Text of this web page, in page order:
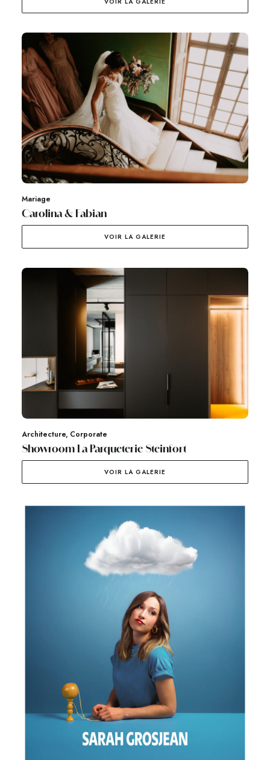
Mariage
Carolina & Fabian
VOIR LA GALERIE
Architecture, Corporate
Showroom La Parqueterie Steinfort
VOIR LA GALERIE